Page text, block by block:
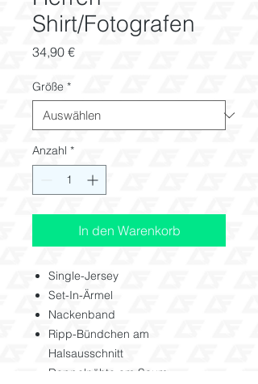
Shirt/Fotografen
34,90 €Preis
Größe *
Anzahl *
In den Warenkorb
Single-Jersey
Set-In-Ärmel
Nackenband
Ripp-Bündchen am
Halsausschnitt
Doppelnähte am Saum